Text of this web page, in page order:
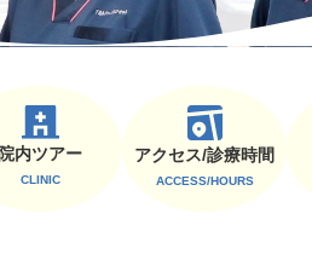
院内ツアー アクセス/診療時間